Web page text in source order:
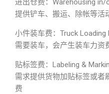
进出仓费：Warehousing
提供铲车、搬运、除帐等活
小件装车费：Truck
需要装车，会产生装车力资
贴标签费：Labeling &
需求提供货物加贴标签或者
费